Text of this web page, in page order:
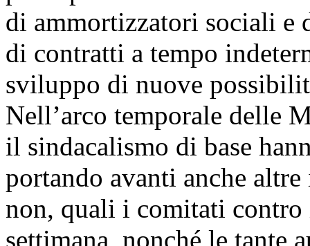
di ammortizzatori sociali e
di contratti a tempo
sviluppo di nuove
Nell’arco temporale delle
il sindacalismo di base
portando avanti anche
non, quali i comitati contro
settimana, nonché le tante